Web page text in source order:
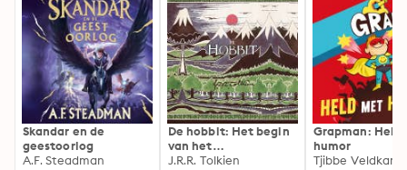
Skandar en de
geestoorlog
A.F. Steadman
De hobbit: Het begin
van het
wereldberoemde
J.R.R. Tolkien
Grapman: Held
humor
Tjibbe